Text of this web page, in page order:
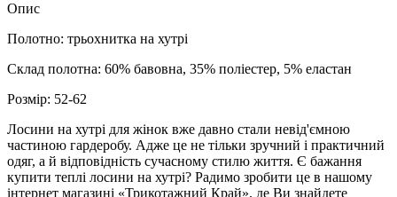
Опис
Полотно: трьохнитка на хутрі
Склад полотна: 60% бавовна, 35% поліестер, 5% еластан
Розмір: 52-62
Лосини на хутрі для жінок вже давно стали невід'ємною
частиною гардеробу. Адже це не тільки зручний і практичний
одяг, а й відповідність сучасному стилю життя. Є бажання
купити теплі лосини на хутрі? Радимо зробити це в нашому
інтернет магазині «Трикотажний Край», де Ви знайдете